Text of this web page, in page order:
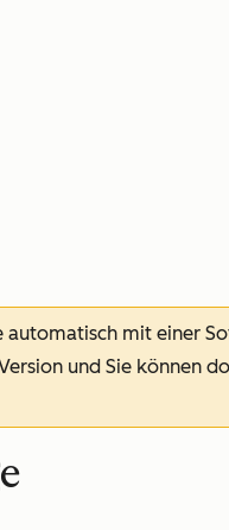
automatisch mit einer
und Sie können